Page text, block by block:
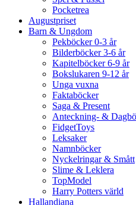
Pocketrea
Augustpriset
Barn & Ungdom
Pekböcker 0-3 år
Bilderböcker 3-6 år
Kapitelböcker 6-9 år
Bokslukaren 9-12 år
Unga vuxna
Faktaböcker
Saga & Present
Anteckning- &
FidgetToys
Leksaker
Namnböcker
Nyckelringar & Smått
Slime & Leklera
TopModel
Harry Potters värld
Hallandiana